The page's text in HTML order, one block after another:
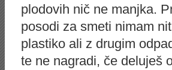
plodovih nič ne manjka.
posodi za smeti nimam
plastiko ali z drugim
te ne nagradi, če deluješ